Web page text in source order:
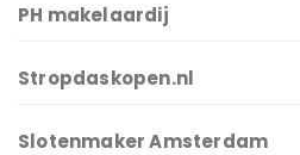
PH makelaardij
Stropdaskopen.nl
Slotenmaker Amsterdam